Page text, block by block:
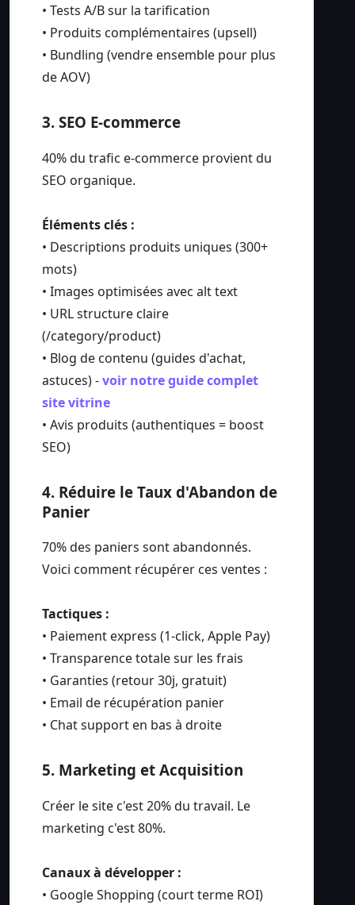
• Tests A/B sur la tarification
• Produits complémentaires (upsell)
• Bundling (vendre ensemble pour plus
de AOV)
3. SEO E-commerce
40% du trafic e-commerce provient du
SEO organique.
Éléments clés :
• Descriptions produits uniques (300+
mots)
• Images optimisées avec alt text
• URL structure claire
(/category/product)
• Blog de contenu (guides d'achat,
astuces) -voir notre guide complet
site vitrine
• Avis produits (authentiques = boost
SEO)
4. Réduire le Taux d'Abandon de
Panier
70% des paniers sont abandonnés.
Voici comment récupérer ces ventes :
Tactiques :
• Paiement express (1-click, Apple Pay)
• Transparence totale sur les frais
• Garanties (retour 30j, gratuit)
• Email de récupération panier
• Chat support en bas à droite
5. Marketing et Acquisition
Créer le site c'est 20% du travail. Le
marketing c'est 80%.
Canaux à développer :
• Google Shopping (court terme ROI)